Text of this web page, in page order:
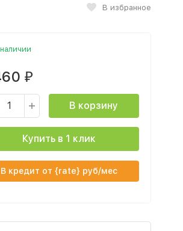
В избранное
₽
В корзину
Купить в 1 клик
В кредит от {rate} руб/мес